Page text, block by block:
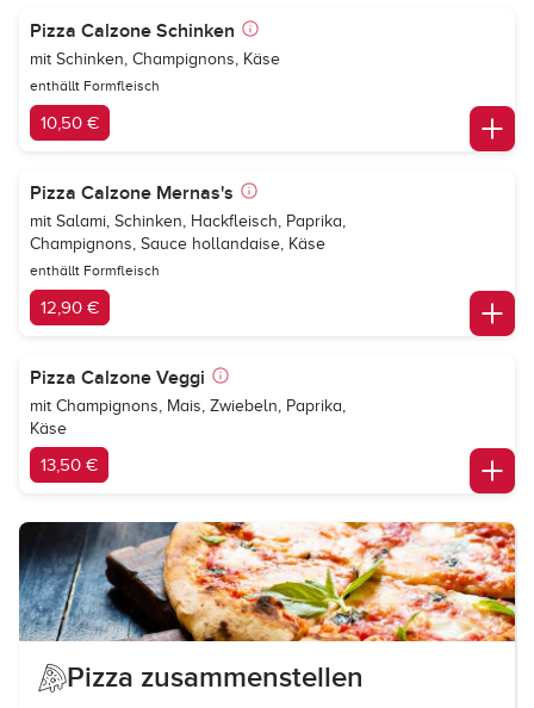
Pizza Calzone Schinken
mit Schinken, Champignons, Käse
enthällt Formfleisch
10,50 €
Pizza Calzone Mernas's
mit Salami, Schinken, Hackfleisch, Paprika,
Champignons, Sauce hollandaise, Käse
enthällt Formfleisch
12,90 €
Pizza Calzone Veggi
mit Champignons, Mais, Zwiebeln, Paprika,
Käse
13,50 €
Pizza zusammenstellen